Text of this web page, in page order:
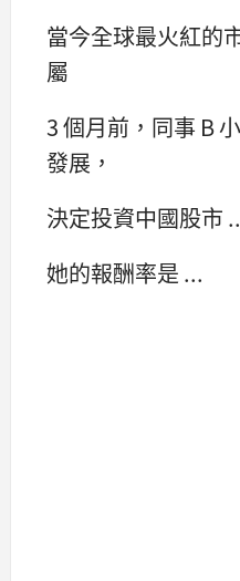
當今全球最火紅的
屬
3 個月前，同事 B
發展，
決定投資中國股市
她的報酬率是 ...